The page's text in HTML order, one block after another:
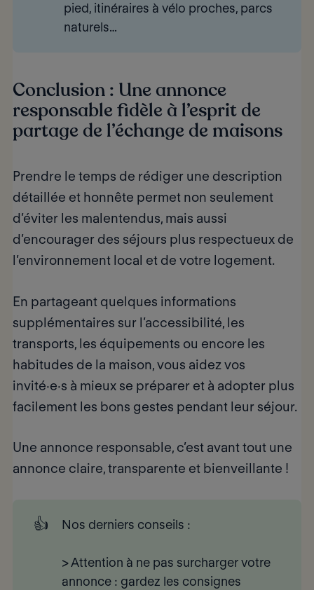
pied, itinéraires à vélo proches, parcs
naturels…
Conclusion : Une annonce
responsable fidèle à l’esprit de
partage de l’échange de maisons
Prendre le temps de rédiger une description
détaillée et honnête permet non seulement
d’éviter les malentendus, mais aussi
d’encourager des séjours plus respectueuxde
l’environnement local et de votre logement.
En partageant quelques informations
supplémentaires sur l’accessibilité, les
transports, les équipements ou encore les
habitudes de la maison, vous aidez vos
invité·e·s à mieux se préparer et à adopter plus
facilement les bons gestes pendant leur séjour.
Une annonce responsable, c’est avant tout une
annonce claire, transparente et bienveillante !
👍 Nos derniers conseils :
>Attention à ne pas surcharger votre
annonce: gardez les consignes